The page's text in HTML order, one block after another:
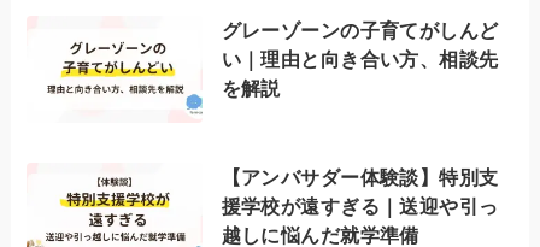
グレーゾーンの子育てがしんど
い｜理由と向き合い方、相談先
を解説
【アンバサダー体験談】特別支
援学校が遠すぎる｜送迎や引っ
越しに悩んだ就学準備